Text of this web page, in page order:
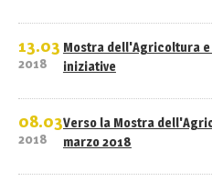
13.03
2018
Mostra dell'Agricoltura e
iniziative
08.03
2018
Verso la Mostra
marzo 2018